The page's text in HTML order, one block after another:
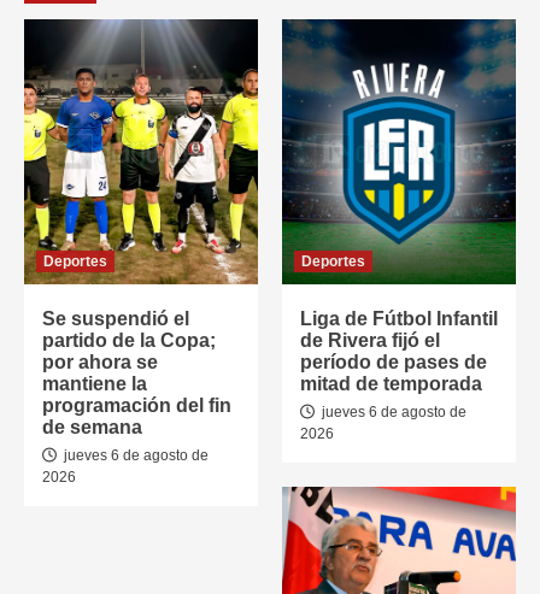
Deportes
Se suspendió el
partido de la Copa;
por ahora se
mantiene la
programación del fin
de semana
jueves 6 de agosto de
2026
Deportes
Liga de Fútbol Infantil
de Rivera fijó el
período de pases de
mitad de temporada
jueves 6 de agosto de
2026